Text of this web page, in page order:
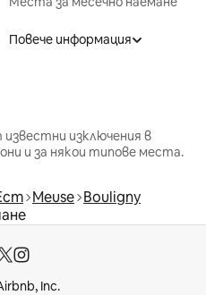
Повече информация
изключения в
и за някои типове места.
Meuse Bouligny
Inc.